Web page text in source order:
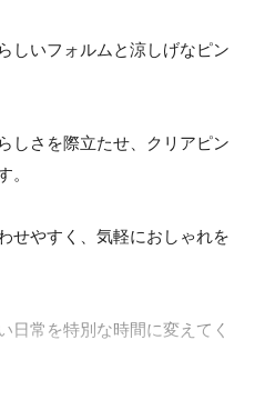
しいフォルムと涼しげなピン
しさを際立たせ、クリアピン
。
せやすく、気軽におしゃれを
日常を特別な時間に変えてく